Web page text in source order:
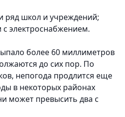
ряд школ и учреждений;
электроснабжением.
более 60 миллиметров
до сих пор. По
непогода продлится еще
в некоторых районах
может превысить два с